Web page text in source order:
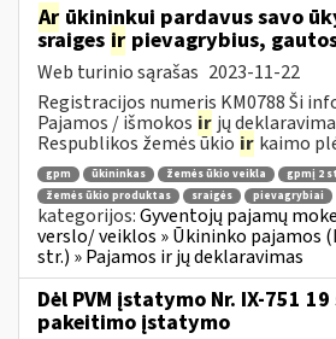
Ar ūkininkui pardavus savo
sraiges ir pievagrybius,
Web turinio sąrašas 2023-11-22
Registracijos numeris KM0788 Ši
Pajamos / išmokos ir jų
Respublikos žemės ūkio ir kaimo
gpm ūkininkas žemės ūkio veikla
gpmį 2
žemės ūkio produktas
sraigės pievagrybiai
kategorijos:Gyventojų pajamų
verslo/ veiklos » Ūkininko pajamos
str.) » Pajamos ir jų deklaravimas
Dėl PVM įstatymo Nr. IX-751
pakeitimo įstatymo